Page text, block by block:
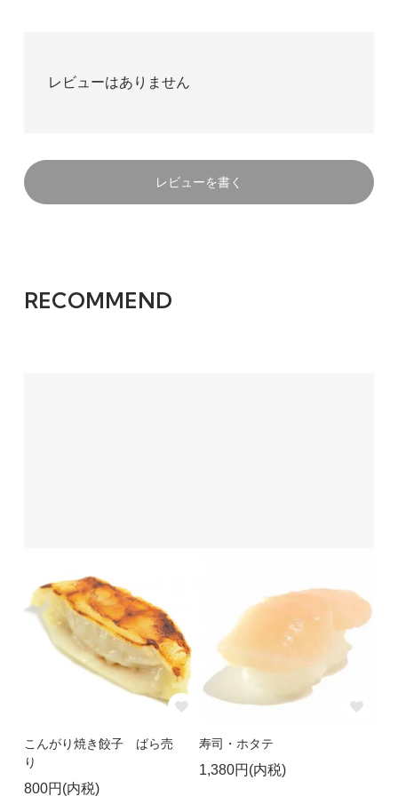
レビューはありません
レビューを書く
RECOMMEND
こんがり焼き餃子 ばら売
り
800円(内税)
寿司・ホタテ
1,380円(内税)